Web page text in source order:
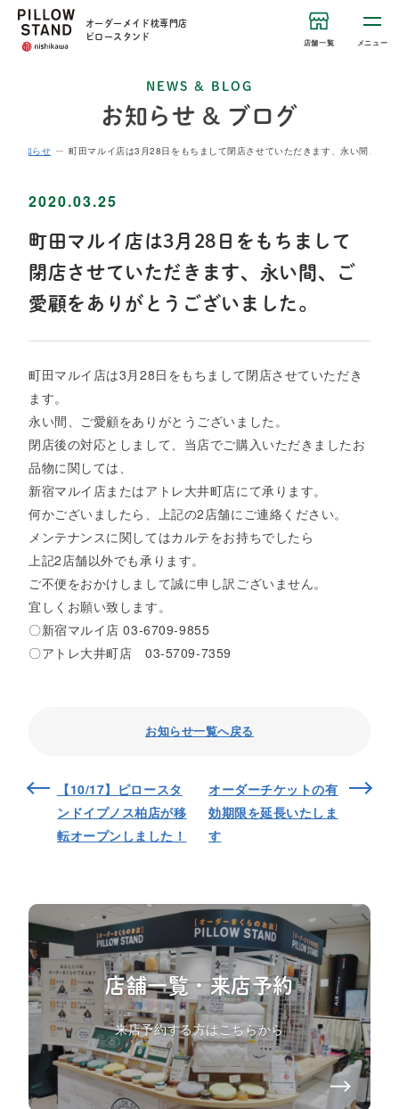
オーダーメイド枕専門店
ピロースタンド
店舗一覧 メニュー
NEWS & BLOG
お知らせ & ブログ
お知らせ 町田マルイ店は3月28日をもちまして閉店させていただきます、永い間、ご
2020.03.25
町田マルイ店は3月28日をもちまして
閉店させていただきます、永い間、ご
愛顧をありがとうございました。
町田マルイ店は3月28日をもちまして閉店させていただき
ます。
永い間、ご愛顧をありがとうございました。
閉店後の対応としまして、当店でご購入いただきましたお
品物に関しては、
新宿マルイ店またはアトレ大井町店にて承ります。
何かございましたら、上記の2店舗にご連絡ください。
メンテナンスに関してはカルテをお持ちでしたら
上記2店舗以外でも承ります。
ご不便をおかけしまして誠に申し訳ございません。
宜しくお願い致します。
〇新宿マルイ店 03-6709-9855
〇アトレ大井町店 03-5709-7359
お知らせ一覧へ戻る
【10/17】ピロースタ
ンドイプノス柏店が移
転オープンしました！
オーダーチケットの有
効期限を延長いたしま
す
店舗一覧・来店予約
来店予約する方はこちらから